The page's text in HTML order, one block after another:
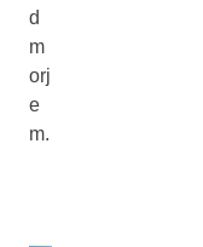
d
m
orj
e
m.